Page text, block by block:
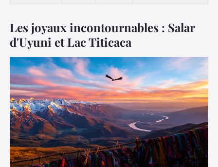
Les joyaux incontournables : Salar
d'Uyuni et Lac Titicaca